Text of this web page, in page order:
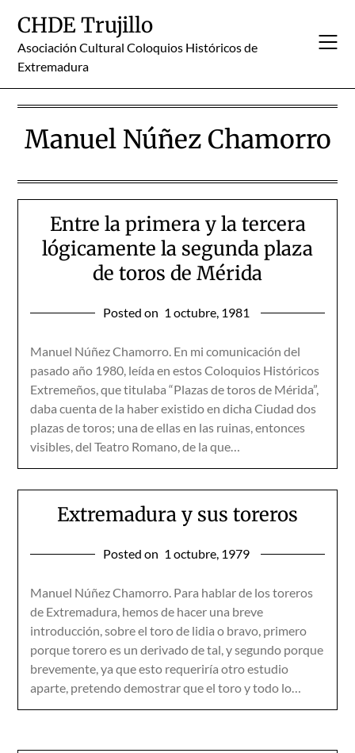
content
CHDE Trujillo
Asociación Cultural Coloquios Históricos de
Extremadura
Manuel Núñez Chamorro
Entre la primera y la tercera
lógicamente la segunda plaza
de toros de Mérida
Posted on 1 octubre, 1981
Manuel Núñez Chamorro. En mi comunicación del
pasado año 1980, leída en estos Coloquios Históricos
Extremeños, que titulaba “Plazas de toros de Mérida”,
daba cuenta de la haber existido en dicha Ciudad dos
plazas de toros; una de ellas en las ruinas, entonces
visibles, del Teatro Romano, de la que…
Extremadura y sus toreros
Posted on 1 octubre, 1979
Manuel Núñez Chamorro. Para hablar de los toreros
de Extremadura, hemos de hacer una breve
introducción, sobre el toro de lidia o bravo, primero
porque torero es un derivado de tal, y segundo porque
brevemente, ya que esto requeriría otro estudio
aparte, pretendo demostrar que el toro y todo lo…